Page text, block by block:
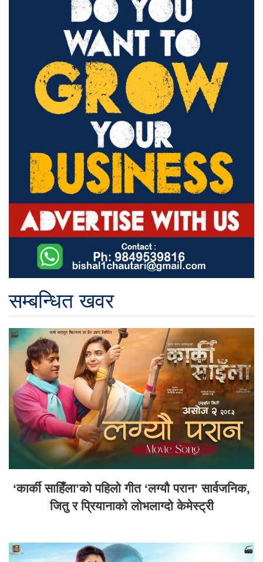
सम्बन्धित खवर
‘कार्की साहिँला’को पहिलो गीत ‘लग्यौ परान’ सार्वजनिक,
जितु र प्रियानाको लोभलाग्दो केमेस्ट्री